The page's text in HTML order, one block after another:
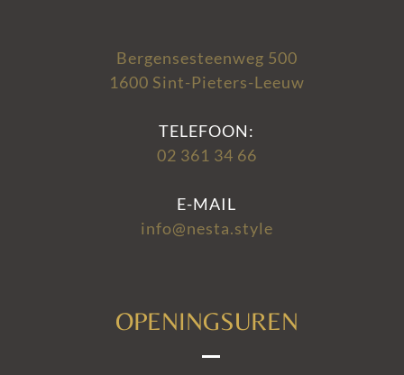
Bergensesteenweg 500
1600 Sint-Pieters-Leeuw
TELEFOON:
02 361 34 66
E-MAIL
info@nesta.style
OPENINGSUREN